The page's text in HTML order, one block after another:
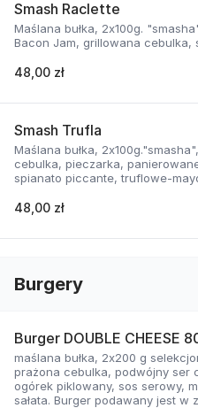
Smash Raclette
Maślana bułka, 2x100g.
Bacon Jam, grillowana cebulka,
48,00 zł
Smash Trufla
Maślana bułka,
cebulka, pieczarka,
spianato piccante, truflowe-
48,00 zł
Burgery
Burger DOUBLE CHEESE
maślana bułka, 2x200 g
prażona cebulka, podwójny ser
ogórek piklowany, sos serowy,
sałata. Burger podawany jest w